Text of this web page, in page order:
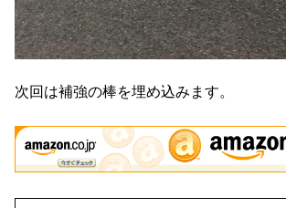
次回は補強の棒を埋め込みます。